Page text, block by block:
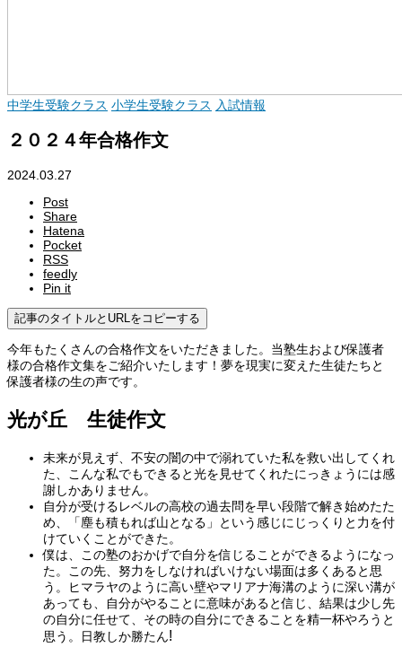
中学生受験クラス 小学生受験クラス 入試情報
２０２４年合格作文
2024.03.27
Post
Share
Hatena
Pocket
RSS
feedly
Pin it
記事のタイトルとURLをコピーする
今年もたくさんの合格作文をいただきました。当塾生および保護者
様の合格作文集をご紹介いたします！夢を現実に変えた生徒たちと
保護者様の生の声です。
光が丘 生徒作文
未来が見えず、不安の闇の中で溺れていた私を救い出してくれ
た、こんな私でもできると光を見せてくれたにっきょうには感
謝しかありません。
自分が受けるレベルの高校の過去問を早い段階で解き始めたた
め、「塵も積もれば山となる」という感じにじっくりと力を付
けていくことができた。
僕は、この塾のおかげで自分を信じることができるようになっ
た。この先、努力をしなければいけない場面は多くあると思
う。ヒマラヤのように高い壁やマリアナ海溝のように深い溝が
あっても、自分がやることに意味があると信じ、結果は少し先
の自分に任せて、その時の自分にできることを精一杯やろうと
思う。日教しか勝たん!